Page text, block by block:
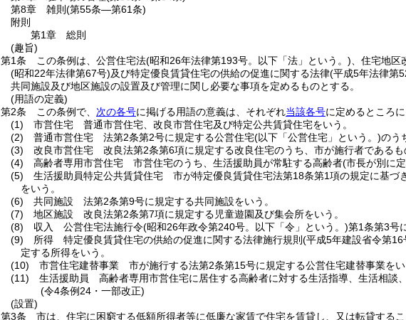
第8章
雑則 (第55条―第61条)
附則
第1章
総則
(趣旨)
第1条
この条例は、公営住宅法(昭和26年法律第193号。以下「法」という。) 、住宅地区
(昭和22年法律第67号)及び特定優良賃貸住宅の供給の促進に関する法律(平成5年法律第
共同施設及び地区施設の設置及び管理に関し必要な事項を定めるものとする。
(用語の定義)
第2条
この条例で、 次の各号に掲げる用語の意義は、それぞれ当該各号に定めるところに
(1)
市営住宅 普通市営住宅、改良市営住宅及び特定公共賃貸住宅をいう。
(2)
普通市営住宅 法第2条第2号に規定する公営住宅(以下「公営住宅」という。)のう
(3)
改良市営住宅 改良法第2条第6項に規定する改良住宅のうち、市が施行者であるも
(4)
高齢者専用市営住宅 市営住宅のうち、生活援助員が常駐する高齢者(市長が別に
(5)
生活援助員特定公共賃貸住宅 市が特定優良賃貸住宅法第18条第1項の規定に基づ
をいう。
(6)
共同施設 法第2条第9号に規定する共同施設をいう。
(7)
地区施設 改良法第2条第7項に規定する児童遊園及び集会所をいう。
(8)
収入 公営住宅法施行令(昭和26年政令第240号。以下「令」という。)第1条第3号
(9)
所得 特定優良賃貸住宅の供給の促進に関する法律施行規則 (平成5年建設省令第
定する所得をいう。
(10)
市営住宅建替事業 市が施行する法第2条第15号に規定する公営住宅建替事業をい
(11)
生活援助員 高齢者専用市営住宅に居住する高齢者に対する生活指導、生活相談
(令4条例24・一部改正)
(設置)
第3条
市は、住宅に困窮する低額所得者等に低廉な家賃で住宅を賃貸し、又は転貸する